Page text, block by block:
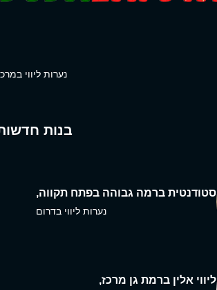
נערות ליווי
בנות
סטודנטית ברמה גבוהה בפתח תקווה,
נערות ליווי בדרום
ליווי אלין ברמת גן מרכז,